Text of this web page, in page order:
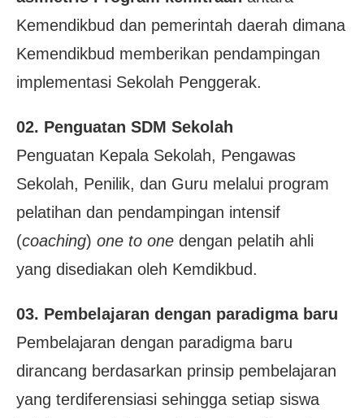
Kemendikbud dan pemerintah daerah dimana
Kemendikbud memberikan pendampingan
implementasi Sekolah Penggerak.
02. Penguatan SDM Sekolah
Penguatan Kepala Sekolah, Pengawas
Sekolah, Penilik, dan Guru melalui program
pelatihan dan pendampingan intensif
(coaching) one to one dengan pelatih ahli
yang disediakan oleh Kemdikbud.
03. Pembelajaran dengan paradigma baru
Pembelajaran dengan paradigma baru
dirancang berdasarkan prinsip pembelajaran
yang terdiferensiasi sehingga setiap siswa